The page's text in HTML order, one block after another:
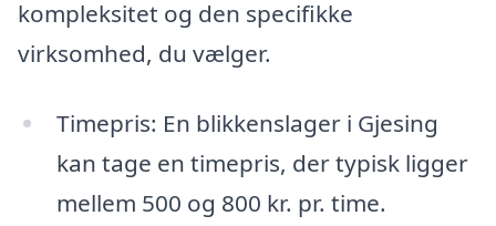
kompleksitet og den specifikke
virksomhed, du vælger.
Timepris: En blikkenslager i Gjesing
kan tage en timepris, der typisk ligger
mellem 500 og 800 kr. pr. time.